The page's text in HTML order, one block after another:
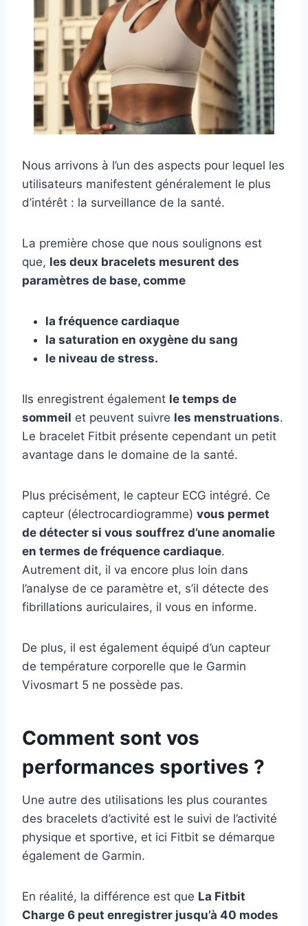
Nous arrivons à l’un des aspects pour lequel les
utilisateurs manifestent généralement le plus
d’intérêt : la surveillance de la santé.
La première chose que nous soulignons est
que, les deux bracelets mesurent des
paramètres de base, comme
la fréquence cardiaque
la saturation en oxygène du sang
le niveau de stress.
Ils enregistrent également le temps de
sommeil et peuvent suivre les menstruations.
Le bracelet Fitbit présente cependant un petit
avantage dans le domaine de la santé.
Plus précisément, le capteur ECG intégré. Ce
capteur (électrocardiogramme) vous permet
de détecter si vous souffrez d’une anomalie
en termes de fréquence cardiaque.
Autrement dit, il va encore plus loin dans
l’analyse de ce paramètre et, s’il détecte des
fibrillations auriculaires, il vous en informe.
De plus, il est également équipé d’un capteur
de température corporelle que le Garmin
Vivosmart 5 ne possède pas.
Comment sont vos
performances sportives ?
Une autre des utilisations les plus courantes
des bracelets d’activité est le suivi de l’activité
physique et sportive, et ici Fitbit se démarque
également de Garmin.
En réalité, la différence est que La Fitbit
Charge 6 peut enregistrer jusqu’à 40 modes